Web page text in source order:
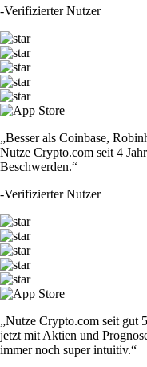
-Verifizierter Nutzer
„Besser als Coinbase,
Nutze Crypto.com seit 4
Beschwerden.“
-Verifizierter Nutzer
„Nutze Crypto.com seit gut
jetzt mit Aktien und
immer noch super intuitiv.“